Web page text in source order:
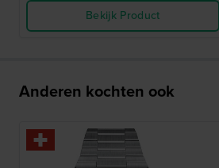
Bekijk Product
Anderen kochten ook